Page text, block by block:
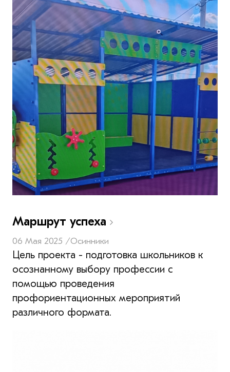
Маршрут успеха
06 Мая 2025 /Осинники
Цель проекта - подготовка школьников к
осознанному выбору профессии с
помощью проведения
профориентационных мероприятий
различного формата.